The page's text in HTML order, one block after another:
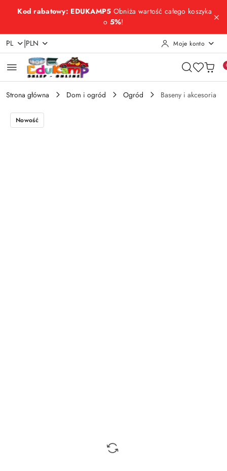
Przejdź do treści głównej
Przejdź do wyszukiwarki
Przejdź do moje konto
Przejdź do menu głównego
Przejdź do opisu produktu
Przejdź do stopki
Kod rabatowy: EDUKAMP5 Obniża wartość całego koszyka
o 5%!
PL |PLN Moje konto
Strona główna Dom i ogród Ogród Baseny i akcesoria
Nowość